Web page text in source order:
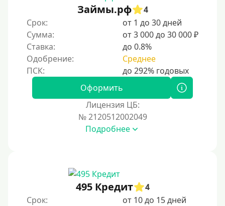
Займы.рф
4
Срок:
от 1 до 30 дней
Сумма:
от 3 000 до 30 000 ₽
Ставка:
до 0.8%
Одобрение:
Среднее
Оформить
Лицензия ЦБ:
№ 2120512002049
Подробнее
495 Кредит
4
Срок:
от 10 до 15 дней